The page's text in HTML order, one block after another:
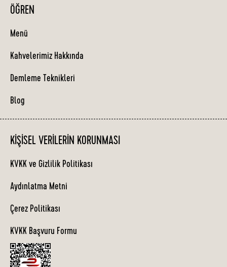
ÖĞREN
Menü
Kahvelerimiz Hakkında
Demleme Teknikleri
Blog
KIŞISEL VERILERIN KORUNMASI
KVKK ve Gizlilik Politikası
Aydınlatma Metni
Çerez Politikası
KVKK Başvuru Formu